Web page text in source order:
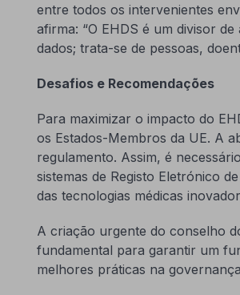
entre todos os intervenientes
afirma: “O EHDS é um divisor
dados; trata-se de pessoas,
Desafios e Recomendações
Para maximizar o impacto do
os Estados-Membros da UE. A
regulamento. Assim, é
sistemas de Registo Eletrónico
das tecnologias médicas
A criação urgente do conselho
fundamental para garantir um
melhores práticas na